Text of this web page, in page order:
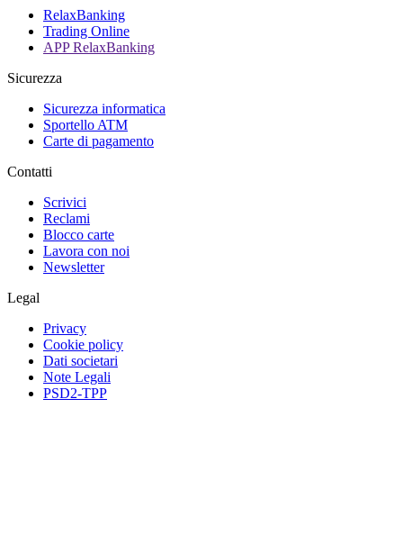
RelaxBanking
Trading Online
APP RelaxBanking
Sicurezza
Sicurezza informatica
Sportello ATM
Carte di pagamento
Contatti
Scrivici
Reclami
Blocco carte
Lavora con noi
Newsletter
Legal
Privacy
Cookie policy
Dati societari
Note Legali
PSD2-TPP